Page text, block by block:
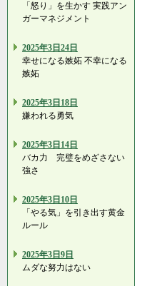
「怒り」を生かす 実践アン
ガーマネジメント
2025年3日24日
幸せになる嫉妬 不幸になる
嫉妬
2025年3日18日
嫌われる勇気
2025年3日14日
バカ力 完璧をめざさない
強さ
2025年3日10日
「やる気」を引き出す黄金
ルール
2025年3日9日
ムダな努力はない